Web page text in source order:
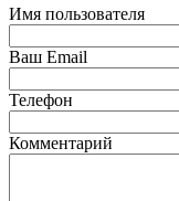
Имя пользователя
Ваш Email
Телефон
Комментарий